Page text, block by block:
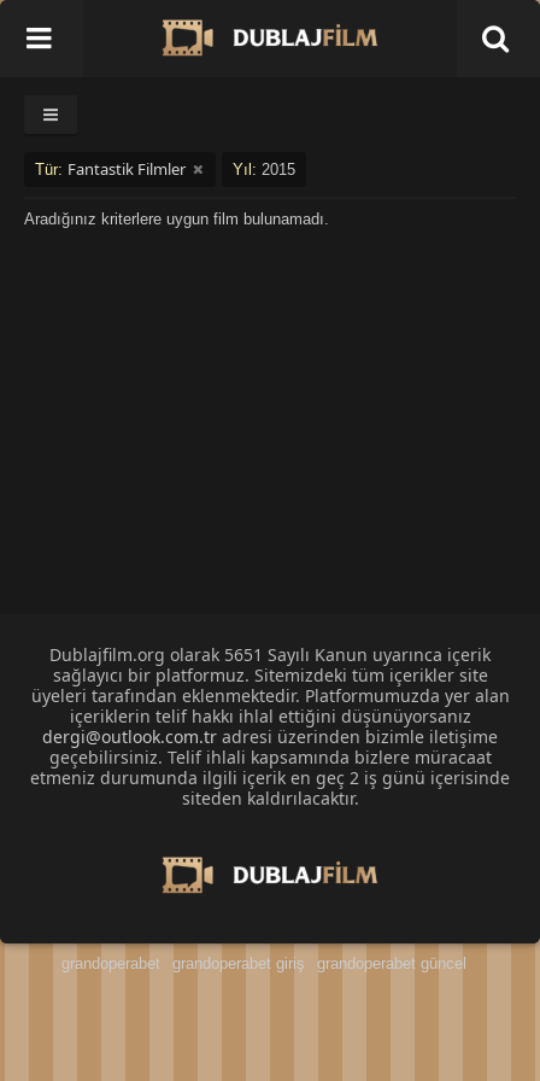
Tür: Fantastik Filmler Yıl: 2015
Aradığınız kriterlere uygun film bulunamadı.
Dublajfilm.org olarak 5651 Sayılı Kanun uyarınca içerik
sağlayıcı bir platformuz. Sitemizdeki tüm içerikler site
üyeleri tarafından eklenmektedir. Platformumuzda yer alan
içeriklerin telif hakkı ihlal ettiğini düşünüyorsanız
dergi@outlook.com.tr adresi üzerinden bizimle iletişime
geçebilirsiniz. Telif ihlali kapsamında bizlere müracaat
etmeniz durumunda ilgili içerik en geç 2 iş günü içerisinde
siteden kaldırılacaktır.
grandoperabet grandoperabet giriş grandoperabet güncel